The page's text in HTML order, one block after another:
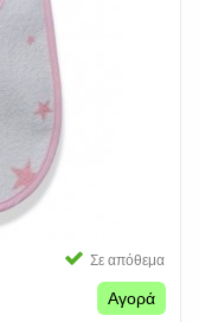
Σε απόθεμα
Αγορά